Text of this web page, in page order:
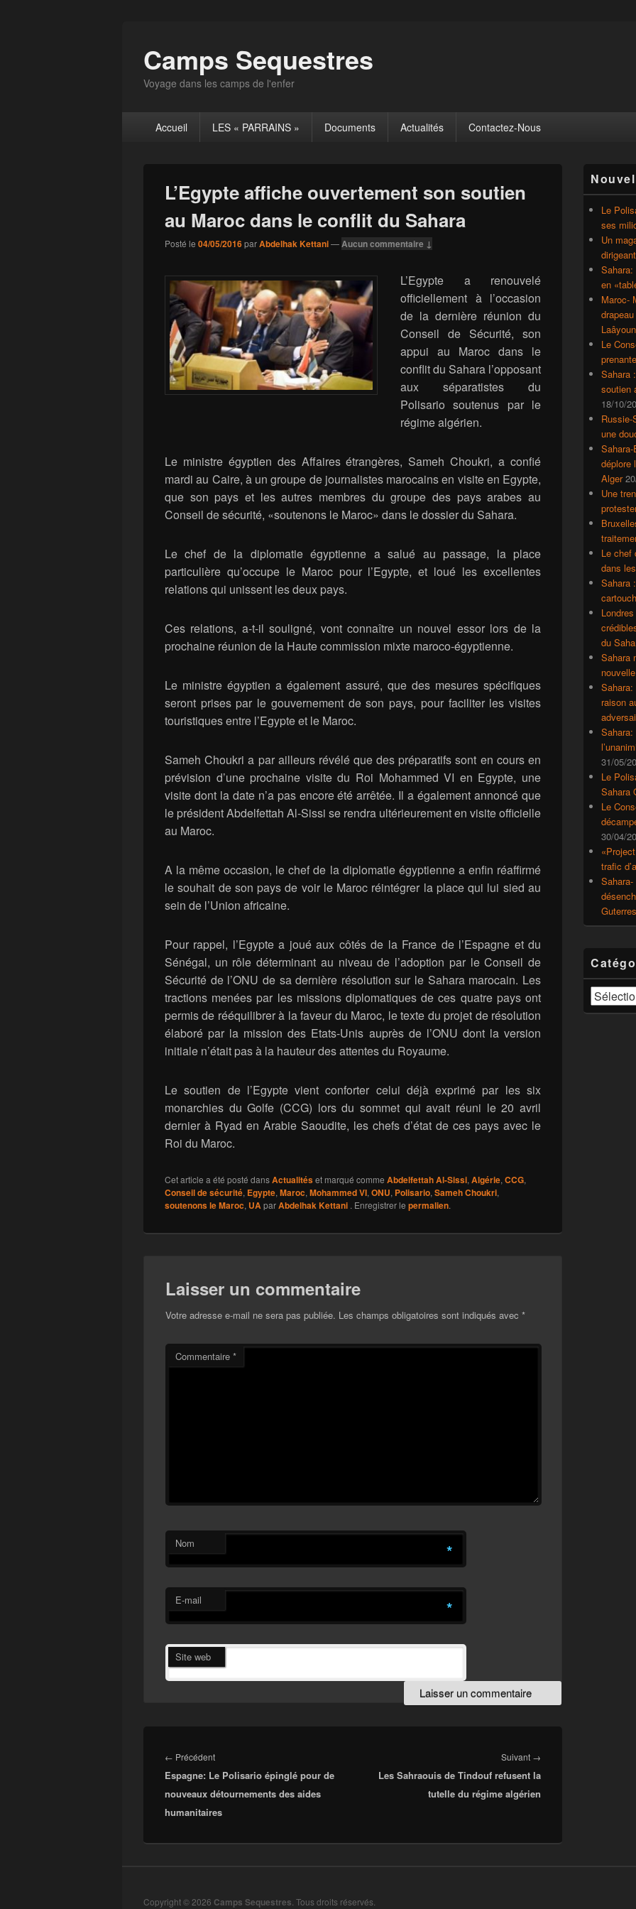
Camps Sequestres
Voyage dans les camps de l'enfer
principalAccueil LES « PARRAINS » Documents Actualités Contactez-Nous
L’Egypte affiche ouvertement son soutien
au Maroc dans le conflit du Sahara
Posté le 04/05/2016parAbdelhak Kettani—Aucun commentaire ↓
L’Egypte a renouvelé
officiellement à l’occasion
de la dernière réunion du
Conseil de Sécurité, son
appui au Maroc dans le
conflit du Sahara l’opposant
aux séparatistes du
Polisario soutenus par le
régime algérien.
Le ministre égyptien des Affaires étrangères, Sameh Choukri, a confié
mardi au Caire, à un groupe de journalistes marocains en visite en Egypte,
que son pays et les autres membres du groupe des pays arabes au
Conseil de sécurité, «soutenons le Maroc» dans le dossier du Sahara.
Le chef de la diplomatie égyptienne a salué au passage, la place
particulière qu’occupe le Maroc pour l’Egypte, et loué les excellentes
relations qui unissent les deux pays.
Ces relations, a-t-il souligné, vont connaître un nouvel essor lors de la
prochaine réunion de la Haute commission mixte maroco-égyptienne.
Le ministre égyptien a également assuré, que des mesures spécifiques
seront prises par le gouvernement de son pays, pour faciliter les visites
touristiques entre l’Egypte et le Maroc.
Sameh Choukri a par ailleurs révélé que des préparatifs sont en cours en
prévision d’une prochaine visite du Roi Mohammed VI en Egypte, une
visite dont la date n’a pas encore été arrêtée. Il a également annoncé que
le président Abdelfettah Al-Sissi se rendra ultérieurement en visite officielle
au Maroc.
A la même occasion, le chef de la diplomatie égyptienne a enfin réaffirmé
le souhait de son pays de voir le Maroc réintégrer la place qui lui sied au
sein de l’Union africaine.
Pour rappel, l’Egypte a joué aux côtés de la France de l’Espagne et du
Sénégal, un rôle déterminant au niveau de l’adoption par le Conseil de
Sécurité de l’ONU de sa dernière résolution sur le Sahara marocain. Les
tractions menées par les missions diplomatiques de ces quatre pays ont
permis de rééquilibrer à la faveur du Maroc, le texte du projet de résolution
élaboré par la mission des Etats-Unis auprès de l’ONU dont la version
initiale n’était pas à la hauteur des attentes du Royaume.
Le soutien de l’Egypte vient conforter celui déjà exprimé par les six
monarchies du Golfe (CCG) lors du sommet qui avait réuni le 20 avril
dernier à Ryad en Arabie Saoudite, les chefs d’état de ces pays avec le
Roi du Maroc.
Cet article a été posté dansActualitéset marqué comme Abdelfettah Al-Sissi, Algérie, CCG,
Conseil de sécurité, Egypte, Maroc, Mohammed VI, ONU, Polisario, Sameh Choukri,
soutenons le Maroc, UAparAbdelhak Kettani . Enregistrer le permalien.
Laisser un commentaire
Votre adresse e-mail ne sera pas publiée. Les champs obligatoires sont indiqués avec *
Commentaire *
Nom *
E-mail *
Site web
de
l’article
← PrécédentArticle
précédent :
Espagne: Le Polisario épinglé pour de
nouveaux détournements des aides
humanitaires
Suivant →
suivant :
Les Sahraouis de Tindouf refusent la
tutelle du régime algérien
principale
de
widget
barre
latérale
Le
ses
Un
en
Maroc-
Le
Sahara
soutien
18/10/
Russie-
une
déplore
Alger
Une
Le chef
dans
Sahara
du
Sahara
raison
31/05/
Le
Sahara
Le
30/04/
trafic
Guterres
Catégories
Copyright © 2026 Camps Sequestres . Tous droits réservés.